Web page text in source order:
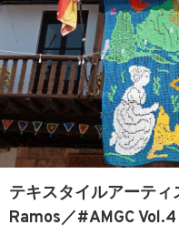
テキスタイルアーテ
Ramos／#AMGC Vol.4